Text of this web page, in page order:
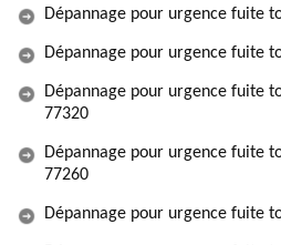
Dépannage pour urgence fuite
Dépannage pour urgence fuite
Dépannage pour urgence fuite
77320
Dépannage pour urgence fuite
77260
Dépannage pour urgence fuite